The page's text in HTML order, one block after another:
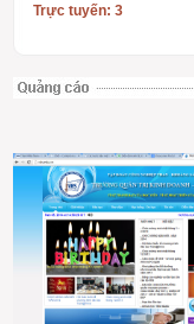
Trực tuyến: 3